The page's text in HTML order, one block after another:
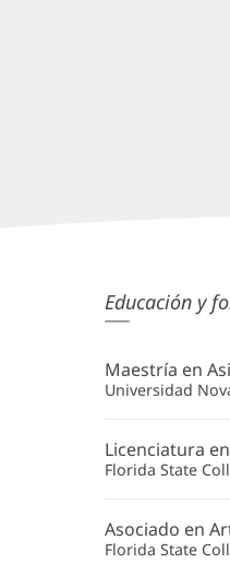
Ed
Minoza,
PA-
C
adicional
Educación y
Maestría en
Universidad
Licenciatura
Florida State
Asociado en
Florida State